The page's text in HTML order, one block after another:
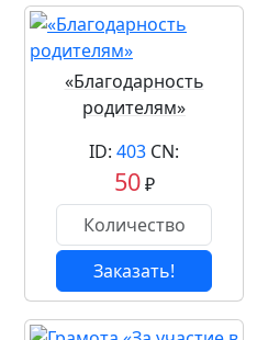
«Благодарность
родителям»
ID: 403 CN:
50₽
Заказать!